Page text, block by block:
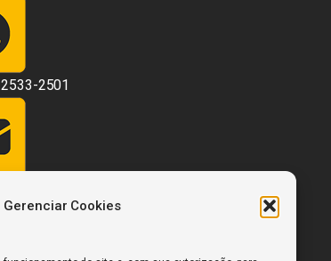
Gerenciar Cookies
2501